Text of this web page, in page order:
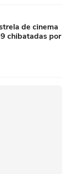
de cinema
chibatadas por